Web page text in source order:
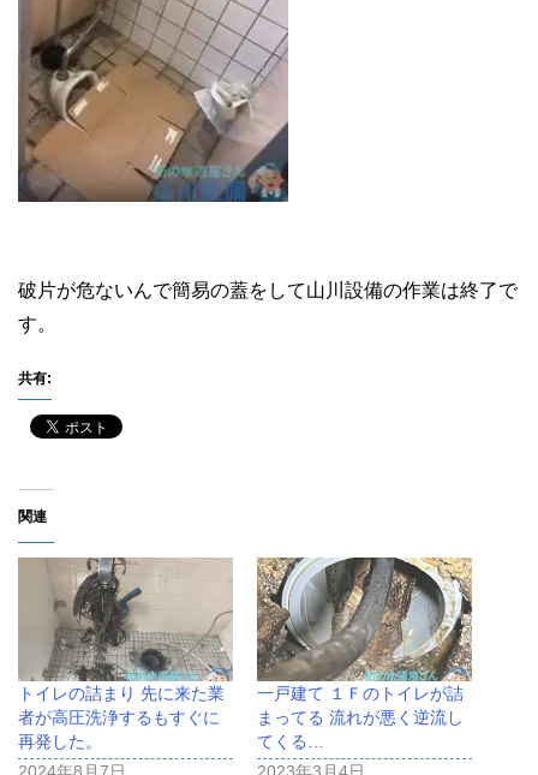
破片が危ないんで簡易の蓋をして山川設備の作業は終了で
す。
共有:
関連
トイレの詰まり 先に来た業
者が高圧洗浄するもすぐに
再発した。
2024年8月7日
一戸建て １Ｆのトイレが詰
まってる 流れが悪く逆流し
てくる…
2023年3月4日